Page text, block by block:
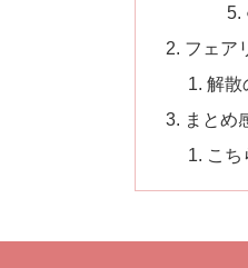
フェア
解散
まとめ
こち